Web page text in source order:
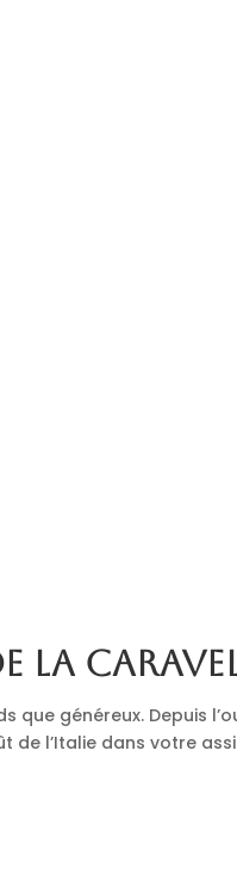
La
généreux. Depuis
l’Italie dans votre